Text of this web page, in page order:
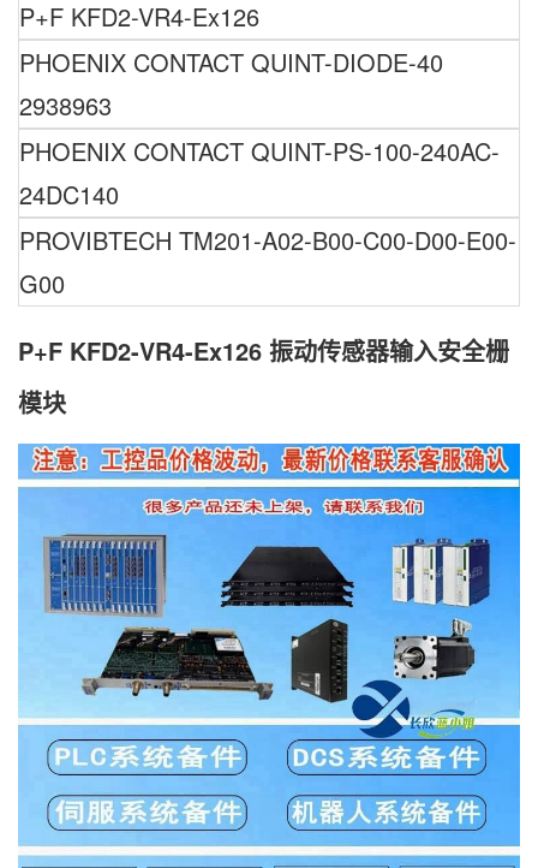
P+F KFD2-VR4-Ex126
PHOENIX CONTACT QUINT-DIODE-40
2938963
PHOENIX CONTACT QUINT-PS-100-240AC-
24DC140
PROVIBTECH TM201-A02-B00-C00-D00-E00-
G00
P+F KFD2-VR4-Ex126 振动传感器输入安全栅
模块